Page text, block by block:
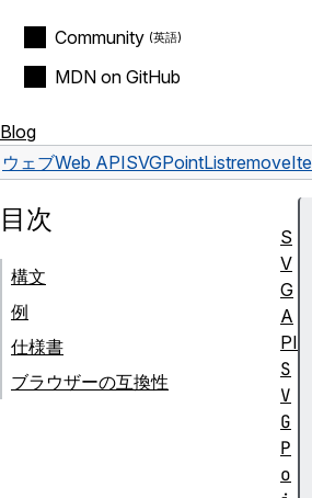
Community
MDN on GitHub
Blog
ウェブWeb APISVGPointList
目次
構文
例
仕様書
ブラウザーの互換性
S
V
G
A
PI
S
V
G
P
o